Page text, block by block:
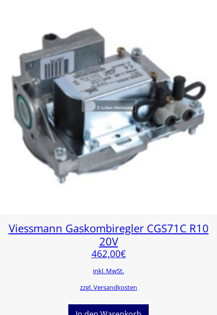
Viessmann Gaskombiregler CGS71C R10
20V
462,00€
inkl. MwSt.
zzgl. Versandkosten